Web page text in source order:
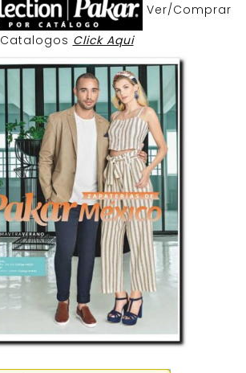
Ver/Comprar
Catalogos Click Aqui